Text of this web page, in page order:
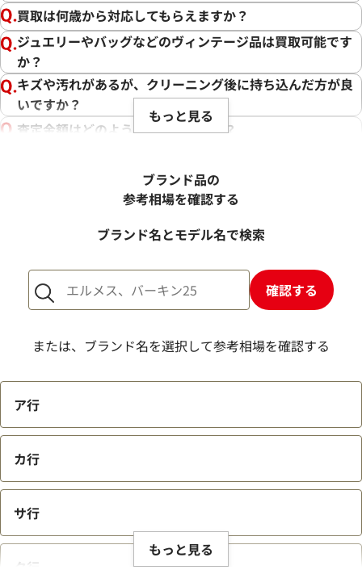
買取は何歳から対応してもらえますか？
ジュエリーやバッグなどのヴィンテージ品は買取可能です
か？
キズや汚れがあるが、クリーニング後に持ち込んだ方が良
いですか？
査定金額はどのように決まりますか？
売却するか悩んでいるのですが、査定だけお願いできます
1点からでも査定できますか？
もっと見る
ブランド品の
参考相場を確認する
ブランド名とモデル名で検索
確認する
または、ブランド名を選択して参考相場を確認する
ア行
カ行
サ行
もっと見る